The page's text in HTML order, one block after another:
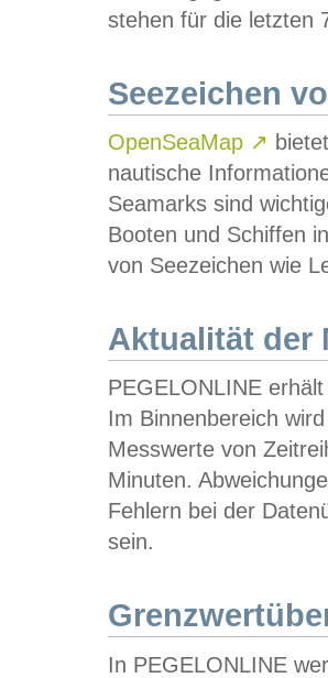
stehen für die letzten
Seezeichen
OpenSeaMap ↗
nautische
Seamarks sind
Booten und Schiffen
von Seezeichen wie
Aktualität der
PEGELONLINE
Im Binnenbereich
Messwerte von
Minuten.
Fehlern bei der
sein.
In PEGELONLINE